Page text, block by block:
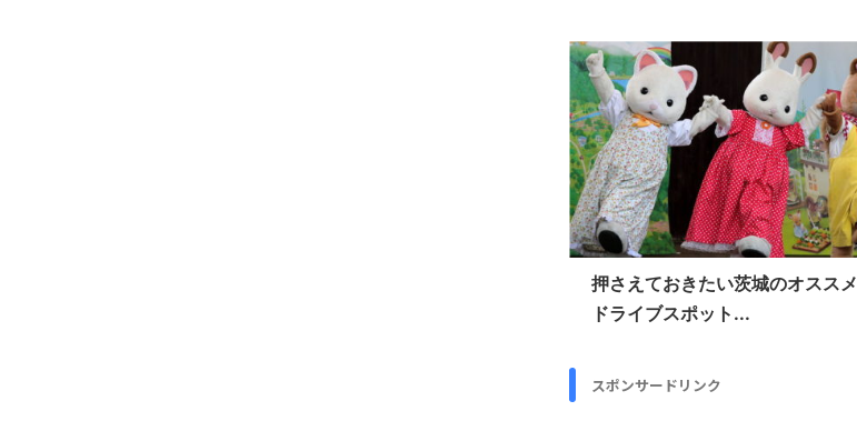
押さえておきたい茨城のオススメ
ドライブスポット...
スポンサードリンク